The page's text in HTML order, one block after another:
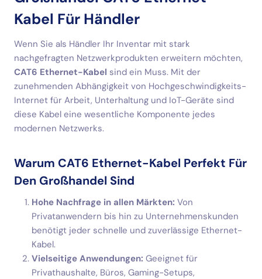
Kabel Für Händler
Wenn Sie als Händler Ihr Inventar mit stark
nachgefragten Netzwerkprodukten erweitern möchten,
CAT6 Ethernet-Kabel sind ein Muss. Mit der
zunehmenden Abhängigkeit von Hochgeschwindigkeits-
Internet für Arbeit, Unterhaltung und IoT-Geräte sind
diese Kabel eine wesentliche Komponente jedes
modernen Netzwerks.
Warum CAT6 Ethernet-Kabel Perfekt Für
Den Großhandel Sind
Hohe Nachfrage in allen Märkten: Von
Privatanwendern bis hin zu Unternehmenskunden
benötigt jeder schnelle und zuverlässige Ethernet-
Kabel.
Vielseitige Anwendungen: Geeignet für
Privathaushalte, Büros, Gaming-Setups,